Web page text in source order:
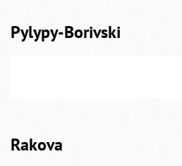
Pylypy-Borivski
Rakova